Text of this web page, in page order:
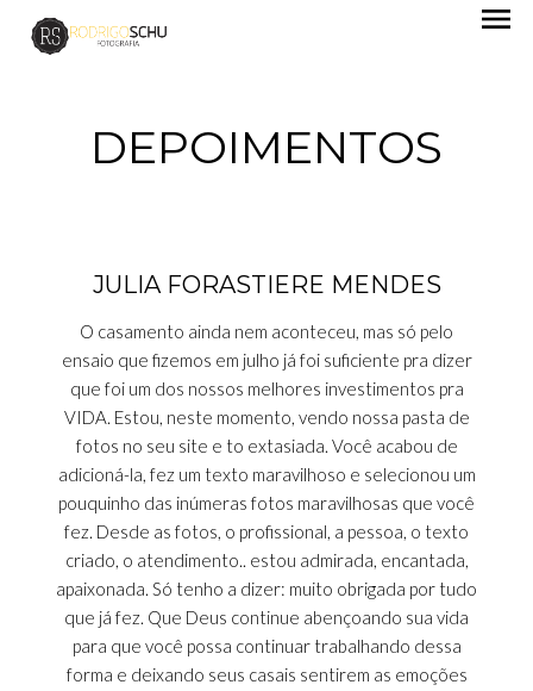
menu
DEPOIMENTOS
JULIA FORASTIERE MENDES
O casamento ainda nem aconteceu, mas só pelo
ensaio que fizemos em julho já foi suficiente pra dizer
que foi um dos nossos melhores investimentos pra
VIDA. Estou, neste momento, vendo nossa pasta de
fotos no seu site e to extasiada. Você acabou de
adicioná-la, fez um texto maravilhoso e selecionou um
pouquinho das inúmeras fotos maravilhosas que você
fez. Desde as fotos, o profissional, a pessoa, o texto
criado, o atendimento.. estou admirada, encantada,
apaixonada. Só tenho a dizer: muito obrigada por tudo
que já fez. Que Deus continue abençoando sua vida
para que você possa continuar trabalhando dessa
forma e deixando seus casais sentirem as emoções